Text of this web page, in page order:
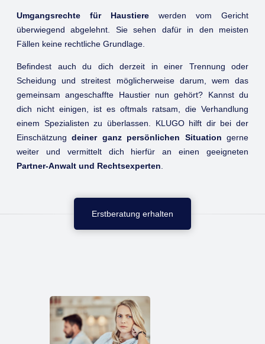
Umgangsrechte für Haustiere werden vom Gericht
überwiegend abgelehnt. Sie sehen dafür in den meisten
Fällen keine rechtliche Grundlage.
Befindest auch du dich derzeit in einer Trennung oder
Scheidung und streitest möglicherweise darum, wem das
gemeinsam angeschaffte Haustier nun gehört? Kannst du
dich nicht einigen, ist es oftmals ratsam, die Verhandlung
einem Spezialisten zu überlassen. KLUGO hilft dir bei der
Einschätzungdeiner ganz persönlichen Situation gerne
weiter und vermittelt dich hierfür an einen geeigneten
Partner-Anwalt und Rechtsexperten
Erstberatung erhalten